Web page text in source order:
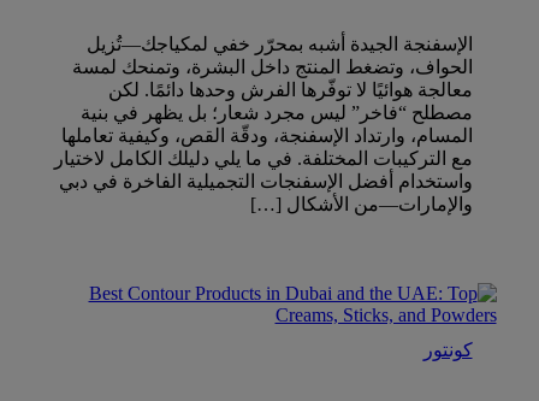
الإسفنجة الجيدة أشبه بمحرّر خفي لمكياجك—تُزيل
الحواف، وتضغط المنتج داخل البشرة، وتمنحك لمسة
معالجة هوائيًا لا توفّرها الفرش وحدها دائمًا. لكن
مصطلح “فاخر” ليس مجرد شعار؛ بل يظهر في بنية
المسام، وارتداد الإسفنجة، ودقّة القص، وكيفية تعاملها
مع التركيبات المختلفة. في ما يلي دليلك الكامل لاختيار
واستخدام أفضل الإسفنجات التجميلية الفاخرة في دبي
والإمارات—من الأشكال […]
كونتور